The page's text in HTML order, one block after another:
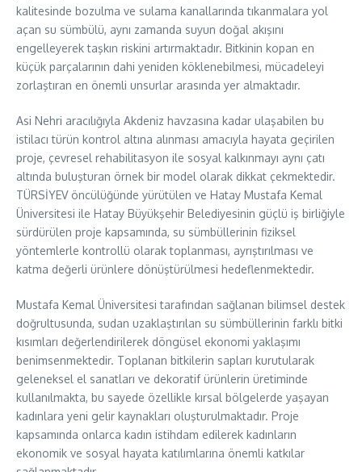
kalitesinde bozulma ve sulama kanallarında tıkanmalara yol
açan su sümbülü, aynı zamanda suyun doğal akışını
engelleyerek taşkın riskini artırmaktadır. Bitkinin kopan en
küçük parçalarının dahi yeniden köklenebilmesi, mücadeleyi
zorlaştıran en önemli unsurlar arasında yer almaktadır.
Asi Nehri aracılığıyla Akdeniz havzasına kadar ulaşabilen bu
istilacı türün kontrol altına alınması amacıyla hayata geçirilen
proje, çevresel rehabilitasyon ile sosyal kalkınmayı aynı çatı
altında buluşturan örnek bir model olarak dikkat çekmektedir.
TÜRSİYEV öncülüğünde yürütülen ve Hatay Mustafa Kemal
Üniversitesi ile Hatay Büyükşehir Belediyesinin güçlü iş birliğiyle
sürdürülen proje kapsamında, su sümbüllerinin fiziksel
yöntemlerle kontrollü olarak toplanması, ayrıştırılması ve
katma değerli ürünlere dönüştürülmesi hedeflenmektedir.
Mustafa Kemal Üniversitesi tarafından sağlanan bilimsel destek
doğrultusunda, sudan uzaklaştırılan su sümbüllerinin farklı bitki
kısımları değerlendirilerek döngüsel ekonomi yaklaşımı
benimsenmektedir. Toplanan bitkilerin sapları kurutularak
geleneksel el sanatları ve dekoratif ürünlerin üretiminde
kullanılmakta, bu sayede özellikle kırsal bölgelerde yaşayan
kadınlara yeni gelir kaynakları oluşturulmaktadır. Proje
kapsamında onlarca kadın istihdam edilerek kadınların
ekonomik ve sosyal hayata katılımlarına önemli katkılar